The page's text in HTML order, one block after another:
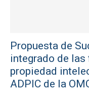
Propuesta de
integrado de
propiedad
ADPIC de la